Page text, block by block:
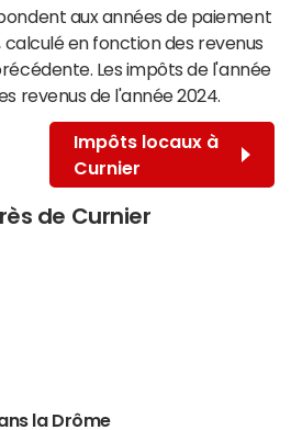
aux années de paiement
calculé en fonction des revenus
Les impôts de l'année
revenus de l'année 2024.
Impôts locaux à
Curnier
de Curnier
la Drôme